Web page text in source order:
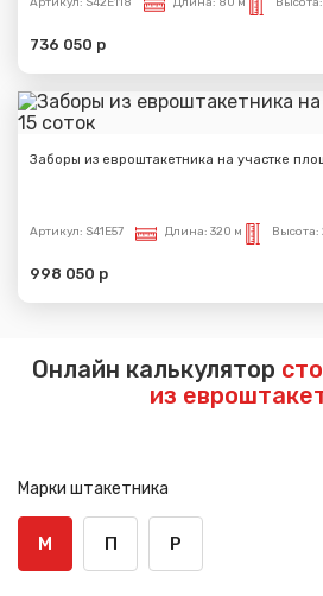
736 050 р
Заборы из евроштакетника на участке
Артикул: S41E57 Длина: 320 м Высота:
998 050 р
Онлайн калькулятор
из
Марки штакетника
М П Р